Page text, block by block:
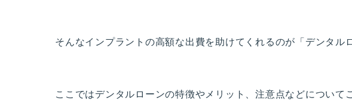
そんなインプラントの高額な出費を助けてくれるのが「デンタル
ここではデンタルローンの特徴やメリット、注意点などについて